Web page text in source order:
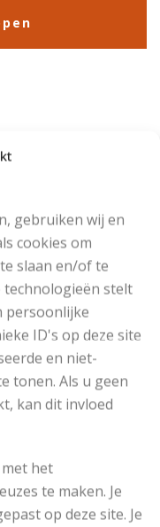
gebruiken wij en
cookies om
slaan en/of te
technologieën stelt
persoonlijke
ID's op deze site
en niet-
tonen. Als u geen
kan dit invloed
het
te maken. Je
op deze site. Je